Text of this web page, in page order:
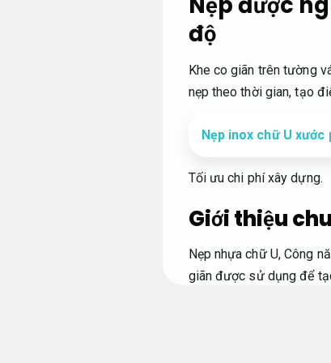
độ
Khe co giãn trên tường
nẹp theo thời gian, tạo
Nẹp inox chữ U xước
Tối ưu chi phí xây dựng.
Giới thiệu
Nẹp nhựa chữ U,Công
giãn được sử dụng để